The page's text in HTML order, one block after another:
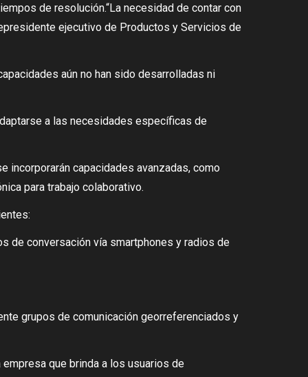
de resolución.“La necesidad de contar con
ejecutivo de Productos y Servicios de
aún no han sido desarrolladas ni
a las necesidades específicas de
incorporarán capacidades avanzadas, como
para trabajo colaborativo.
de conversación vía smartphones y radios de
grupos de comunicación georreferenciados y
empresa que brinda a los usuarios de